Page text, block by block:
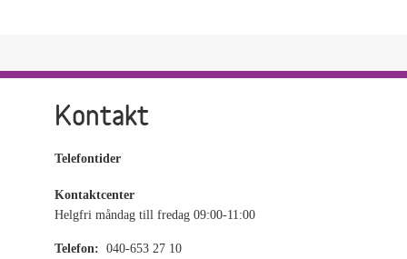
Kontakt
Telefontider
Kontaktcenter
Helgfri måndag till fredag 09:00-11:00
Telefon: 040-653 27 10